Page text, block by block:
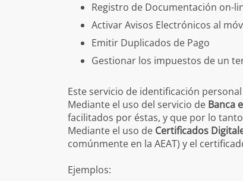
Registro de Documentación on-
Activar Avisos Electrónicos al
Emitir Duplicados de Pago
Gestionar los impuestos de un
Este servicio de identificación
Mediante el uso del servicio de Banca
facilitados por éstas, y que por lo
Mediante el uso de Certificados
comúnmente en la AEAT) y el
Ejemplos: